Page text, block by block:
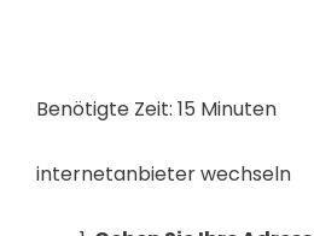
Benötigte Zeit: 15 Minuten
internetanbieter wechseln